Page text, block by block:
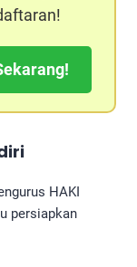
HAKI
persiapkan